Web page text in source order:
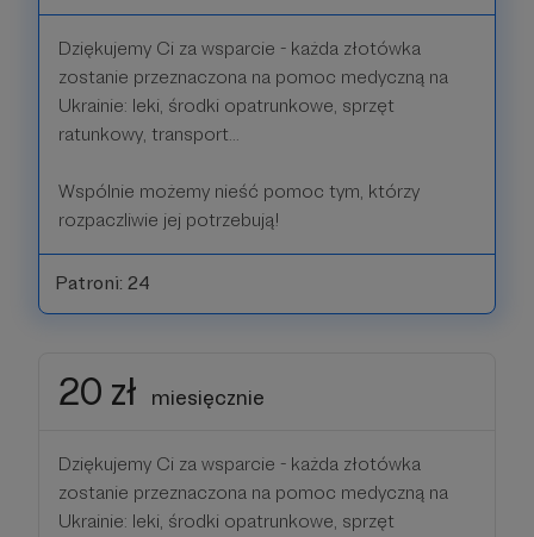
Dziękujemy Ci za wsparcie - każda złotówka
zostanie przeznaczona na pomoc medyczną na
Ukrainie: leki, środki opatrunkowe, sprzęt
ratunkowy, transport...
Wspólnie możemy nieść pomoc tym, którzy
rozpaczliwie jej potrzebują!
Patroni: 24
20 zł miesięcznie
Dziękujemy Ci za wsparcie - każda złotówka
zostanie przeznaczona na pomoc medyczną na
Ukrainie: leki, środki opatrunkowe, sprzęt